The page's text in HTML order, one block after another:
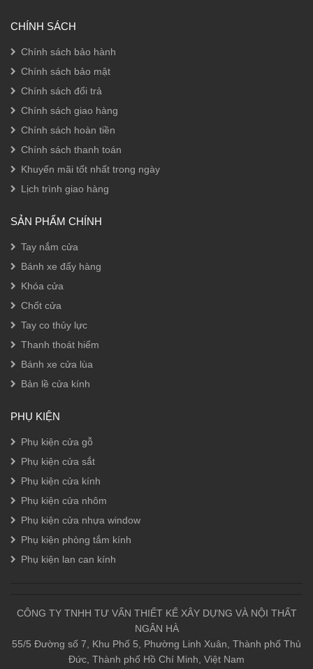
CHÍNH SÁCH
Chính sách bảo hành
Chính sách bảo mật
Chính sách đổi trả
Chính sách giao hàng
Chính sách hoàn tiền
Chính sách thanh toán
Khuyến mãi tốt nhất trong ngày
Lịch trình giao hàng
SẢN PHẨM CHÍNH
Tay nắm cửa
Bánh xe đẩy hàng
Khóa cửa
Chốt cửa
Tay co thủy lực
Thanh thoát hiểm
Bánh xe cửa lùa
Bản lề cửa kính
PHỤ KIỆN
Phụ kiện cửa gỗ
Phụ kiện cửa sắt
Phụ kiện cửa kính
Phụ kiện cửa nhôm
Phụ kiện cửa nhựa window
Phụ kiện phòng tắm kính
Phụ kiện lan can kính
CÔNG TY TNHH TƯ VẤN THIẾT KẾ XÂY DỰNG VÀ NỘI THẤT
NGÂN HÀ
55/5 Đường số 7, Khu Phố 5, Phường Linh Xuân, Thành phố Thủ
Đức, Thành phố Hồ Chí Minh, Việt Nam